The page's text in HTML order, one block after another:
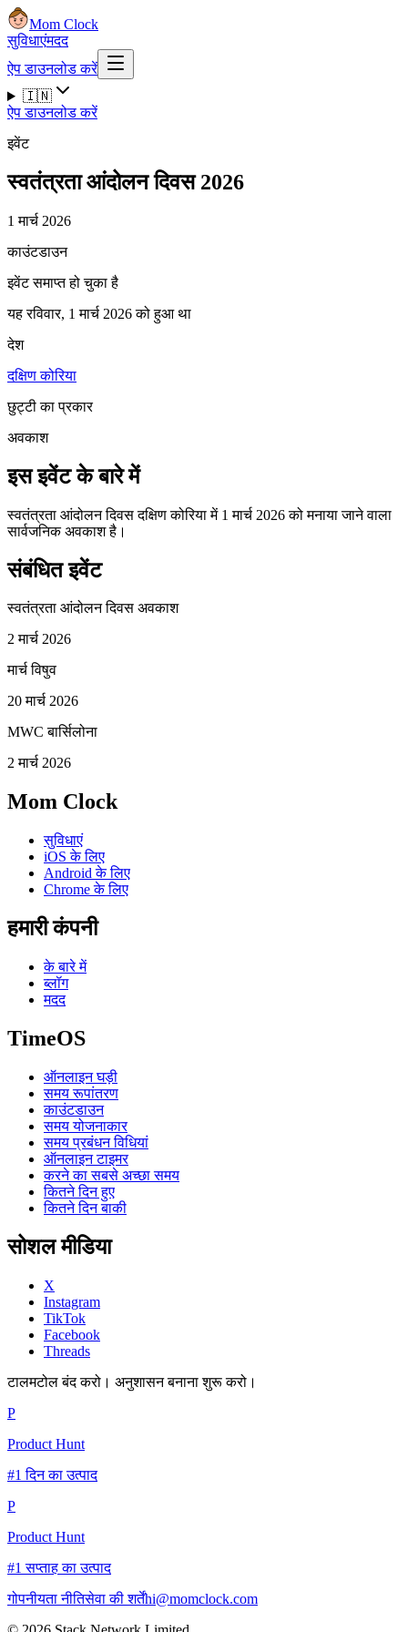
Mom Clock
सुविधाएंमदद
ऐप डाउनलोड करें
🇮🇳
ऐप डाउनलोड करें
इवेंट
स्वतंत्रता आंदोलन दिवस 2026
1 मार्च 2026
काउंटडाउन
इवेंट समाप्त हो चुका है
यह रविवार, 1 मार्च 2026 को हुआ था
देश
दक्षिण कोरिया
छुट्टी का प्रकार
अवकाश
इस इवेंट के बारे में
स्वतंत्रता आंदोलन दिवस दक्षिण कोरिया में 1 मार्च 2026 को मनाया जाने वाला
सार्वजनिक अवकाश है।
संबंधित इवेंट
स्वतंत्रता आंदोलन दिवस अवकाश
2 मार्च 2026
मार्च विषुव
20 मार्च 2026
MWC बार्सिलोना
2 मार्च 2026
Mom Clock
सुविधाएं
iOS के लिए
Android के लिए
Chrome के लिए
हमारी कंपनी
के बारे में
ब्लॉग
मदद
TimeOS
ऑनलाइन घड़ी
समय रूपांतरण
काउंटडाउन
समय योजनाकार
समय प्रबंधन विधियां
ऑनलाइन टाइमर
करने का सबसे अच्छा समय
कितने दिन हुए
कितने दिन बाकी
सोशल मीडिया
X
Instagram
TikTok
Facebook
Threads
टालमटोल बंद करो। अनुशासन बनाना शुरू करो।
P
Product Hunt
#1 दिन का उत्पाद
P
Product Hunt
#1 सप्ताह का उत्पाद
गोपनीयता नीतिसेवा की शर्तेंhi@momclock.com